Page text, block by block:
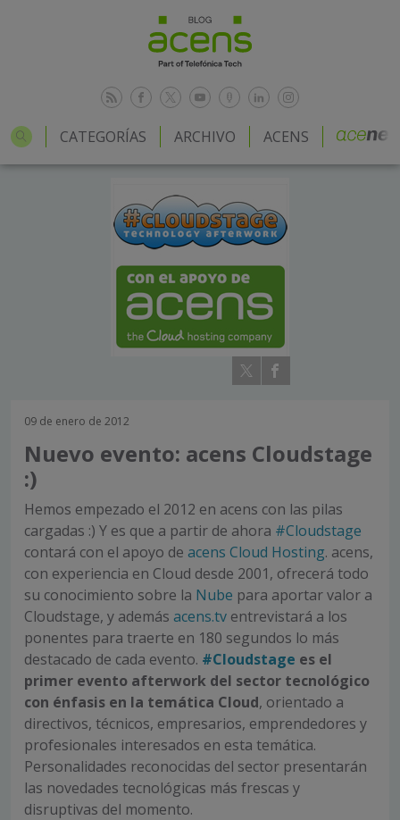
CATEGORÍAS ARCHIVO ACENS
09 de enero de 2012
Nuevo evento: acens Cloudstage
:)
Hemos empezado el 2012 en acens con las pilas
cargadas :) Y es que a partir de ahora #Cloudstage
contará con el apoyo de acens Cloud Hosting. acens,
con experiencia en Cloud desde 2001, ofrecerá todo
su conocimiento sobre la Nube para aportar valor a
Cloudstage, y además acens.tv entrevistará a los
ponentes para traerte en 180 segundos lo más
destacado de cada evento. #Cloudstage es el
primer evento afterwork del sector tecnológico
con énfasis en la temática Cloud, orientado a
directivos, técnicos, empresarios, emprendedores y
profesionales interesados en esta temática.
Personalidades reconocidas del sector presentarán
las novedades tecnológicas más frescas y
disruptivas del momento.